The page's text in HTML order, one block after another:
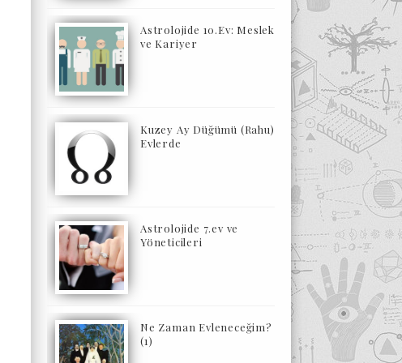
Astrolojide 10.Ev: Meslek
ve Kariyer
Kuzey Ay Düğümü (Rahu)
Evlerde
Astrolojide 7.ev ve
Yöneticileri
Ne Zaman Evleneceğim?
(1)